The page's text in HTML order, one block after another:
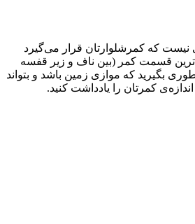
نیست که کمرشلوارتان قرار می‌گیرد
قسمت کمر (بین ناف و زیر قفسه
بگیرید که موازی زمین باشد و بتواند
کمرتان را یادداشت کنید.